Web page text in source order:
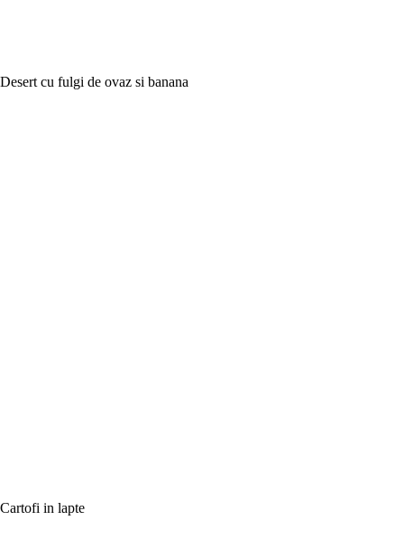
Desert cu fulgi de ovaz si banana
Cartofi in lapte